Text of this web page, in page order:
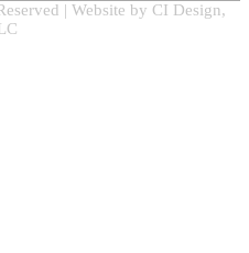
| Website by CI Design,